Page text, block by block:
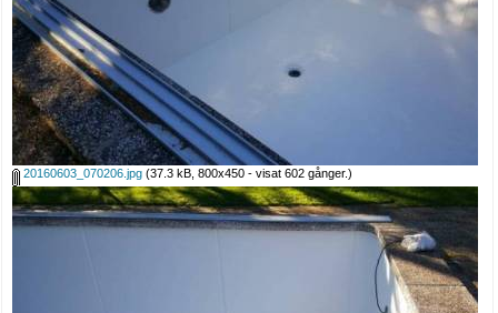
20160603_070206.jpg (37.3 kB, 800x450 - visat 602 gånger.)